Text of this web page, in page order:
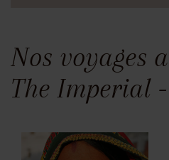
Nos voyages
The Imperial